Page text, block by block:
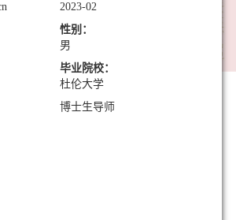
2023-02
性别：
男
毕业院校：
杜伦大学
博士生导师